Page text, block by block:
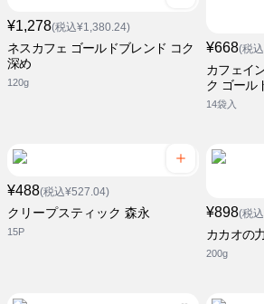
¥1,278(税込¥1,380.24)
ネスカフェ ゴールドブレンド コク
深め
120g
¥668(税
カフェイ
ク ゴール
14袋入
¥488(税込¥527.04)
クリープスティック 森永
15P
¥898(税
カカオの
200g